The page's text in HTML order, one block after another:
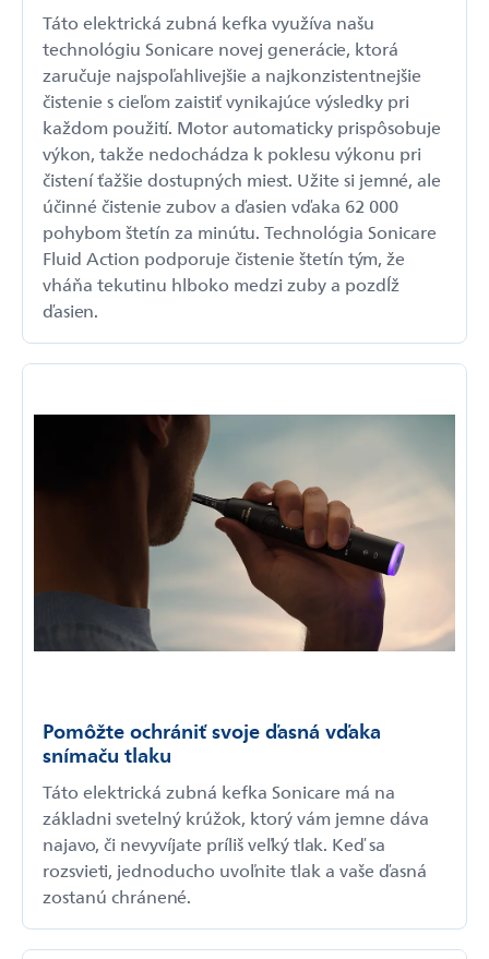
Táto elektrická zubná kefka využíva našu
technológiu Sonicare novej generácie, ktorá
zaručuje najspoľahlivejšie a najkonzistentnejšie
čistenie s cieľom zaistiť vynikajúce výsledky pri
každom použití. Motor automaticky prispôsobuje
výkon, takže nedochádza k poklesu výkonu pri
čistení ťažšie dostupných miest. Užite si jemné, ale
účinné čistenie zubov a ďasien vďaka 62 000
pohybom štetín za minútu. Technológia Sonicare
Fluid Action podporuje čistenie štetín tým, že
vháňa tekutinu hlboko medzi zuby a pozdĺž
ďasien.
Pomôžte ochrániť svoje ďasná vďaka
snímaču tlaku
Táto elektrická zubná kefka Sonicare má na
základni svetelný krúžok, ktorý vám jemne dáva
najavo, či nevyvíjate príliš veľký tlak. Keď sa
rozsvieti, jednoducho uvoľnite tlak a vaše ďasná
zostanú chránené.